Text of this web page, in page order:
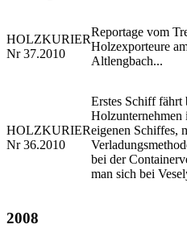
HOLZKURIER
Nr 37.2010
Reportage vom
Holzexporteure
Altlengbach...
HOLZKURIER
Nr 36.2010
Erstes Schiff fährt
Holzunternehmen
eigenen Schiffes,
bei der
man sich bei
2008